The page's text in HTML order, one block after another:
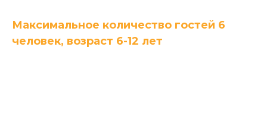
Максимальное количество гостей 6
человек, возраст 6-12 лет